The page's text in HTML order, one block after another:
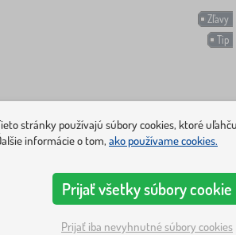
Zľavy
Tip
stránky používajú súbory cookies, ktoré
informácie o tom, ako používame cookies.
Prijať všetky súbory cookie
Prijať iba nevyhnutné súbory cookies